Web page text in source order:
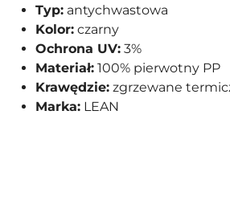
Typ: antychwastowa
Kolor: czarny
Ochrona UV: 3%
Materiał: 100% pierwotny PP
Krawędzie: zgrzewane
Marka: LEAN